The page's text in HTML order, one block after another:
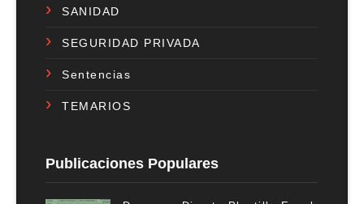
SANIDAD
SEGURIDAD PRIVADA
Sentencias
TEMARIOS
Publicaciones Populares